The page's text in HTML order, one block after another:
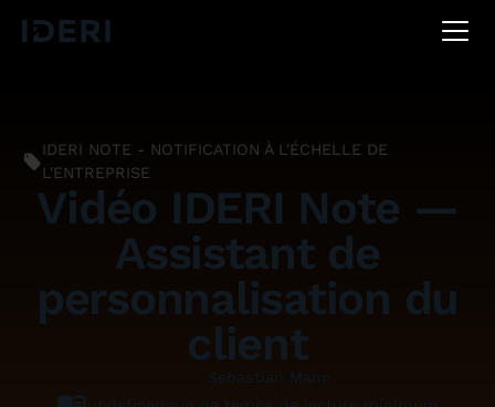
DEEN
IDERI NOTE - NOTIFICATION À L'ÉCHELLE DE
L'ENTREPRISE
Vidéo IDERI Note —
Assistant de
personnalisation du
client
Sebastian Mann